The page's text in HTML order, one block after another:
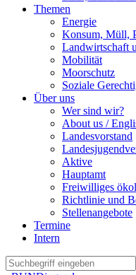
Themen
Energie
Konsum, Müll,
Landwirtschaft
Mobilität
Moorschutz
Soziale
Über uns
Wer sind wir?
About us /
Landesvorstand
Aktive
Hauptamt
Freiwilliges
Richtlinie und
Stellenangebote
Termine
Intern